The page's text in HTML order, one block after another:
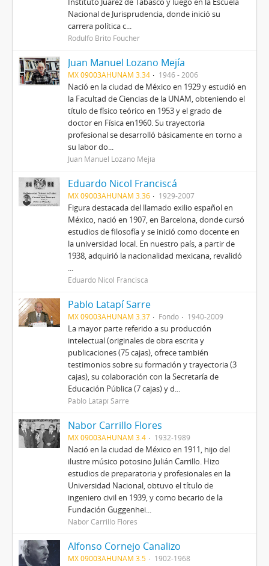
Nacional de Jurisprudencia, donde inició su
carrera política c...
Rodulfo Brito Foucher
Juan Manuel Lozano Mejía
MX 09003AHUNAM 3.34 1946 - 2006
Nació en la ciudad de México en 1929 y estudió en
la Facultad de Ciencias de la UNAM, obteniendo el
título de físico teórico en 1953 y el grado de
doctor en Física en1960. Su trayectoria
profesional se desarrolló básicamente en torno a
su labor do...
Juan Manuel Lozano Mejía
Eduardo Nicol Franciscá
MX 09003AHUNAM 3.36 1929-2007
Figura destacada del llamado exilio español en
México, nació en 1907, en Barcelona, donde cursó
estudios de filosofía y se inició como docente en
la universidad local. En nuestro país, a partir de
1938, adquirió la nacionalidad mexicana, revalidó
...
Eduardo Nicol Franciscá
Pablo Latapí Sarre
MX 09003AHUNAM 3.37 Fondo 1940-2009
La mayor parte referido a su producción
intelectual (originales de obra escrita y
publicaciones (75 cajas), ofrece también
testimonios sobre su formación y trayectoria (3
cajas), su colaboración con la Secretaría de
Educación Pública (7 cajas) y d...
Pablo Latapí Sarre
Nabor Carrillo Flores
MX 09003AHUNAM 3.4 1932-1989
Nació en la ciudad de México en 1911, hijo del
ilustre músico potosino Julián Carrillo. Hizo
estudios de preparatoria y profesionales en la
Universidad Nacional, obtuvo el título de
ingeniero civil en 1939, y como becario de la
Fundación Guggenhei...
Nabor Carrillo Flores
Alfonso Cornejo Canalizo
MX 09003AHUNAM 3.5 1902-1968